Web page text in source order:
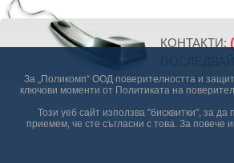
За „Поликомп“ ООД поверителността и
ключови моменти от Политиката на
Този уеб сайт използва "бисквитки", за
приемем, че сте съгласни с това. За повече
КОНТАКТИ: